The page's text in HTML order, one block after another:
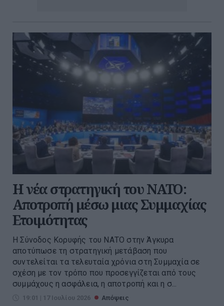
Η νέα στρατηγική του ΝΑΤΟ:
Αποτροπή μέσω μιας Συμμαχίας
Ετοιμότητας
Η Σύνοδος Κορυφής του ΝΑΤΟ στην Άγκυρα
αποτύπωσε τη στρατηγική μετάβαση που
συντελείται τα τελευταία χρόνια στη Συμμαχία σε
σχέση με τον τρόπο που προσεγγίζεται από τους
συμμάχους η ασφάλεια, η αποτροπή και η σ...
19:01 | 17 Ιουλίου 2026 Απόψεις